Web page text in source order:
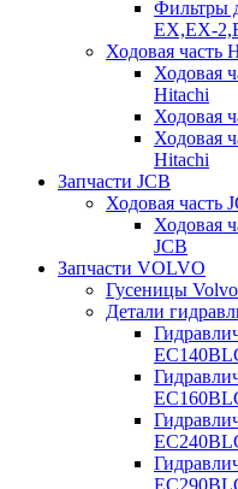
Фильтры
EX,EX-
Ходовая часть
Ходовая
Hitachi
Ходовая
Ходовая
Hitachi
Запчасти JCB
Ходовая часть
Ходовая
JCB
Запчасти VOLVO
Гусеницы Volvo
Детали